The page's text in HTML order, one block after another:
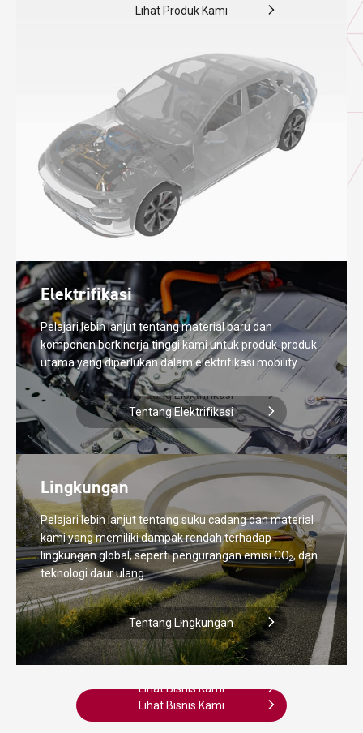
Lihat Produk Kami
Elektrifikasi
Pelajari lebih lanjut tentang material baru dan
komponen berkinerja tinggi kami untuk produk-produk
utama yang diperlukan dalam elektrifikasi mobility.
Tentang Elektrifikasi
Tentang Elektrifikasi
Lingkungan
Pelajari lebih lanjut tentang suku cadang dan material
kami yang memiliki dampak rendah terhadap
lingkungan global, seperti pengurangan emisi CO2, dan
teknologi daur ulang.
Tentang Lingkungan
Tentang Lingkungan
Lihat Bisnis Kami
Lihat Bisnis Kami